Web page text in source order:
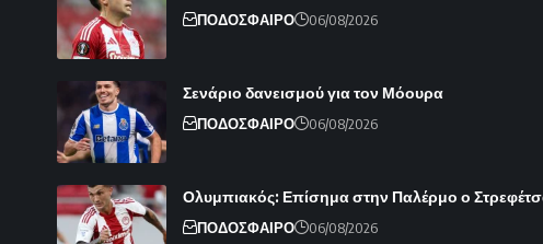
ΠΟΔΟΣΦΑΙΡΟ 06/08/2026
Σενάριο δανεισμού για τον Μόουρα
ΠΟΔΟΣΦΑΙΡΟ 06/08/2026
Ολυμπιακός: Επίσημα στην Παλέρμο ο
ΠΟΔΟΣΦΑΙΡΟ 06/08/2026